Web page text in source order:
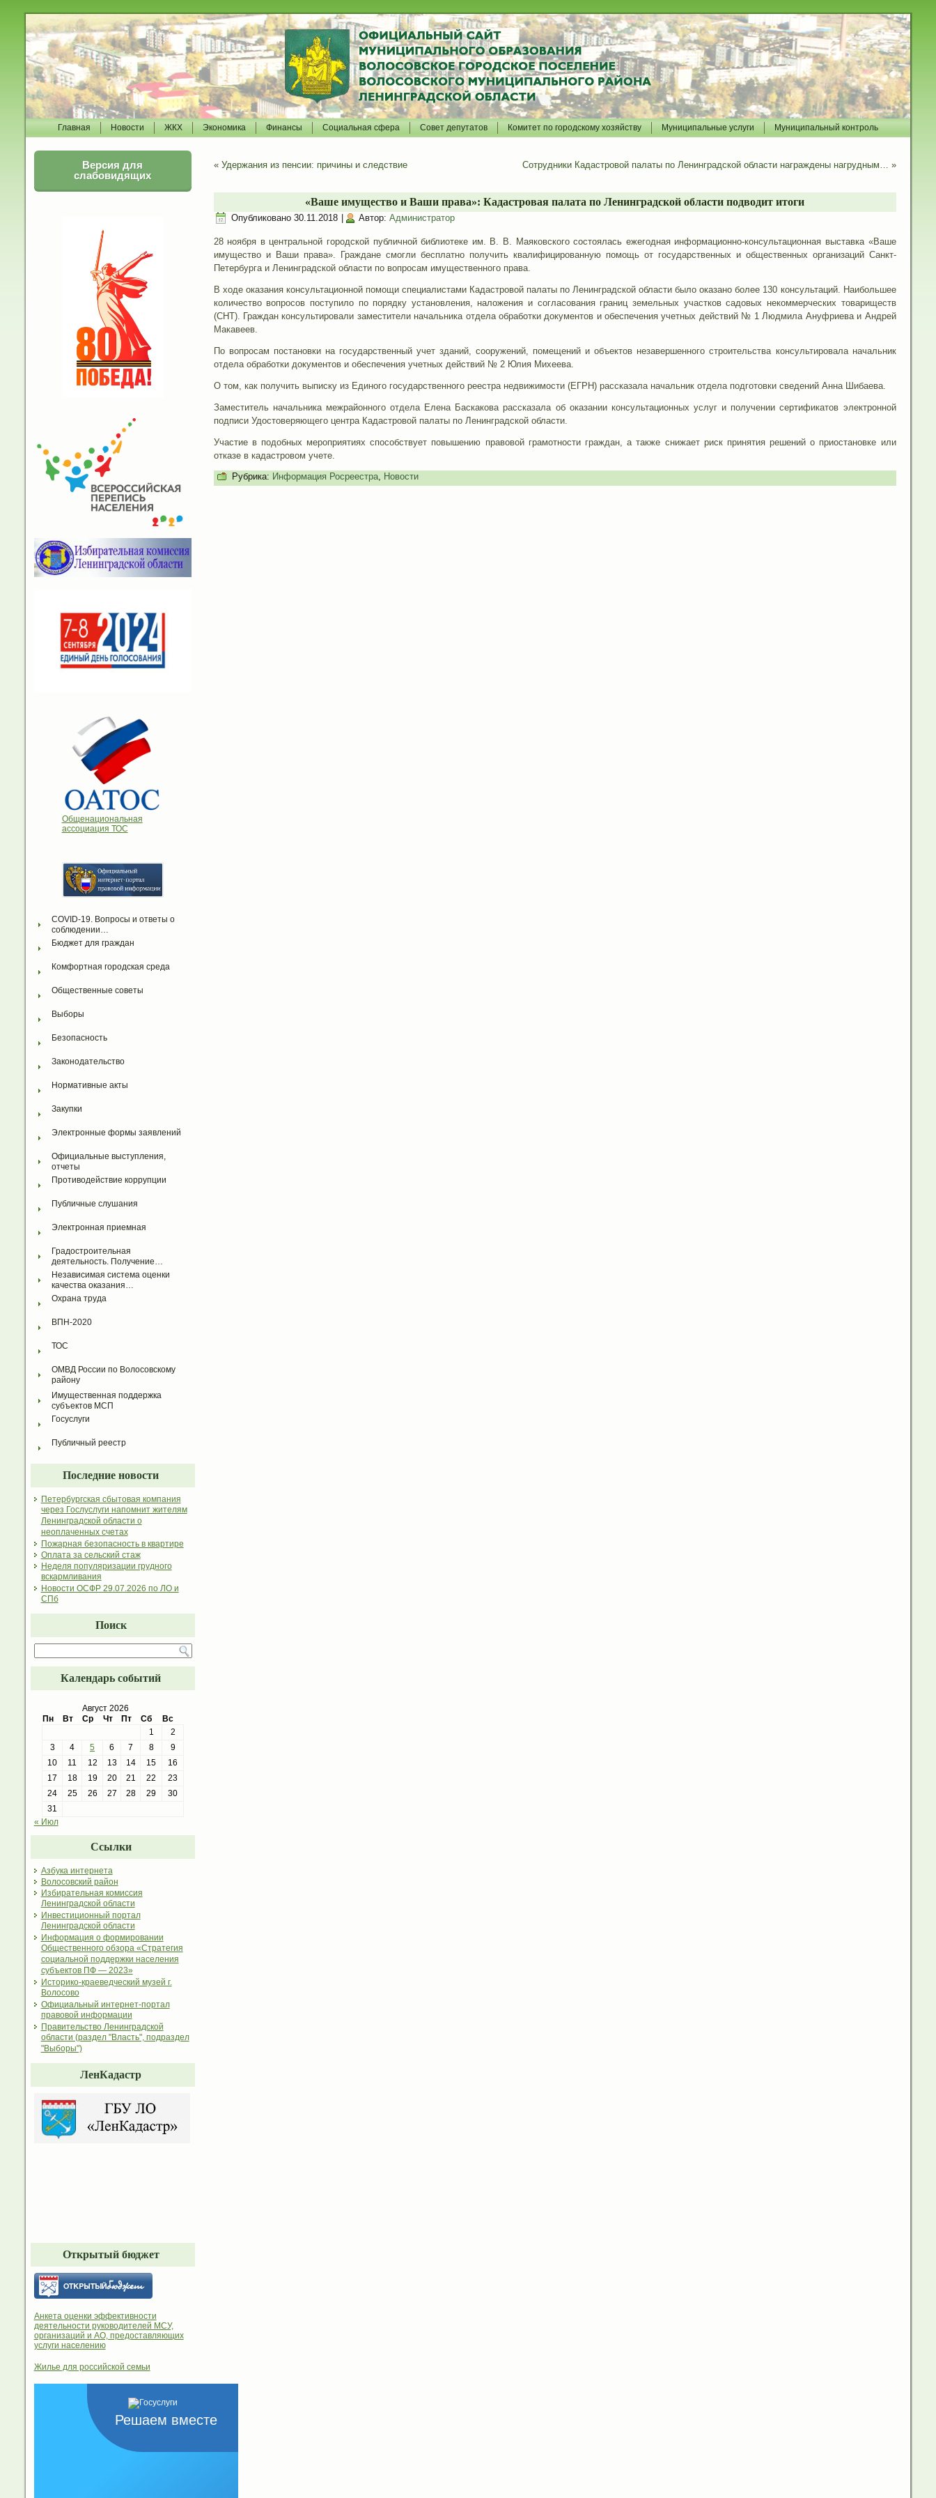
Главная Новости ЖКХ Экономика Финансы Социальная сфера Совет депутатов Комитет по городскому хозяйству Муниципальные услуги Муниципальный контроль
Версия для
слабовидящих
Общенациональная
ассоциация ТОС
COVID-19. Вопросы и ответы о
соблюдении…
Бюджет для граждан
Комфортная городская среда
Общественные советы
Выборы
Безопасность
Законодательство
Нормативные акты
Закупки
Электронные формы заявлений
Официальные выступления,
отчеты
Противодействие коррупции
Публичные слушания
Электронная приемная
Градостроительная
деятельность. Получение…
Независимая система оценки
качества оказания…
Охрана труда
ВПН-2020
ТОС
ОМВД России по Волосовскому
району
Имущественная поддержка
субъектов МСП
Госуслуги
Публичный реестр
Последние новости
Петербургская сбытовая компания
через Гослуслуги напомнит жителям
Ленинградской области о
неоплаченных счетах
Пожарная безопасность в квартире
Оплата за сельский стаж
Неделя популяризации грудного
вскармливания
Новости ОСФР 29.07.2026 по ЛО и
СПб
Поиск
Календарь событий
Август 2026
Пн
Вт Ср Чт Пт Сб
Вс
1
2
3
4 5 6 7 8
9
10
11 12 13 14 15
16
17
18 19 20 21 22
23
24
25 26 27 28 29
30
31
« Июл
Ссылки
Азбука интернета
Волосовский район
Избирательная комиссия
Ленинградской области
Инвестиционный портал
Ленинградской области
Информация о формировании
Общественного обзора «Стратегия
социальной поддержки населения
субъектов ПФ — 2023»
Историко-краеведческий музей г.
Волосово
Официальный интернет-портал
правовой информации
Правительство Ленинградской
области (раздел "Власть", подраздел
"Выборы")
ЛенКадастр
Открытый бюджет
Анкета оценки эффективности
деятельности руководителей МСУ,
организаций и АО, предоставляющих
услуги населению
Жилье для российской семьи
Решаем вместе
« Удержания из пенсии: причины и следствие Сотрудники Кадастровой палаты по Ленинградской области награждены нагрудным… »
«Ваше имущество и Ваши права»: Кадастровая палата по Ленинградской области подводит итоги
Опубликовано 30.11.2018 Автор: Администратор
28 ноября в центральной городской публичной библиотеке им. В. В. Маяковского состоялась ежегодная информационно-консультационная выставка «Ваше
имущество и Ваши права». Граждане смогли бесплатно получить квалифицированную помощь от государственных и общественных организаций Санкт-
Петербурга и Ленинградской области по вопросам имущественного права.
В ходе оказания консультационной помощи специалистами Кадастровой палаты по Ленинградской области было оказано более 130 консультаций. Наибольшее
количество вопросов поступило по порядку установления, наложения и согласования границ земельных участков садовых некоммерческих товариществ
(СНТ). Граждан консультировали заместители начальника отдела обработки документов и обеспечения учетных действий № 1 Людмила Ануфриева и Андрей
Макавеев.
По вопросам постановки на государственный учет зданий, сооружений, помещений и объектов незавершенного строительства консультировала начальник
отдела обработки документов и обеспечения учетных действий № 2 Юлия Михеева.
О том, как получить выписку из Единого государственного реестра недвижимости (ЕГРН) рассказала начальник отдела подготовки сведений Анна Шибаева.
Заместитель начальника межрайонного отдела Елена Баскакова рассказала об оказании консультационных услуг и получении сертификатов электронной
подписи Удостоверяющего центра Кадастровой палаты по Ленинградской области.
Участие в подобных мероприятиях способствует повышению правовой грамотности граждан, а также снижает риск принятия решений о приостановке или
отказе в кадастровом учете.
Рубрика: Информация Росреестра, Новости